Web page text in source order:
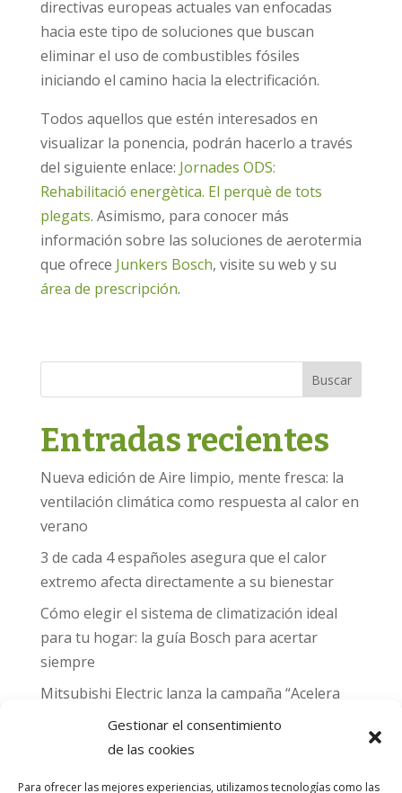
Gestionar el consentimiento
de las cookies
Para ofrecer las mejores experiencias, utilizamos tecnologías como las
directivas europeas actuales van enfocadas
hacia este tipo de soluciones que buscan
eliminar el uso de combustibles fósiles
iniciando el camino hacia la electrificación.
Todos aquellos que estén interesados en
visualizar la ponencia, podrán hacerlo a través
del siguiente enlace: Jornades ODS:
Rehabilitació energètica. El perquè de tots
plegats. Asimismo, para conocer más
información sobre las soluciones de aerotermia
que ofrece Junkers Bosch, visite su web y su
área de prescripción.
Buscar
Entradas recientes
Nueva edición de Aire limpio, mente fresca: la
ventilación climática como respuesta al calor en
verano
3 de cada 4 españoles asegura que el calor
extremo afecta directamente a su bienestar
Cómo elegir el sistema de climatización ideal
para tu hogar: la guía Bosch para acertar
siempre
Mitsubishi Electric lanza la campaña “Acelera
hacia MADRID 2026” y premia con entradas
para el Gran Premio de Fórmula 1 de Madrid